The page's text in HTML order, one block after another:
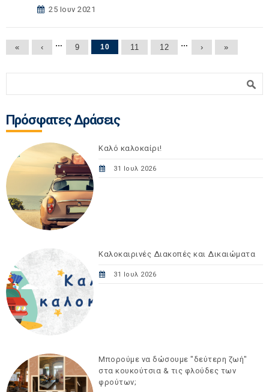
25 Ιουν 2021
Σελίδες
« ‹ … 9 10 11 12 … › »
Πρόσφατες Δράσεις
Καλό καλοκαίρι!
31 Ιουλ 2026
Καλοκαιρινές Διακοπές και Δικαιώματα
31 Ιουλ 2026
Μπορούμε να δώσουμε "δεύτερη ζωή"
στα κουκούτσια & τις φλούδες των
φρούτων;